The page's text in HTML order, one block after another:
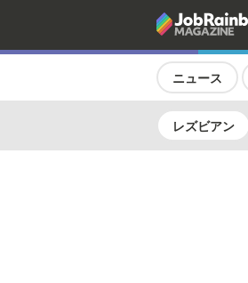
ニュース
レズビアン